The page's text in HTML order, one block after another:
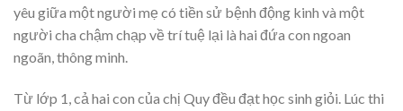
yêu giữa một người mẹ có tiền sử bệnh động kinh và một
người cha chậm chạp về trí tuệ lại là hai đứa con ngoan
ngoãn, thông minh.
Từ lớp 1, cả hai con của chị Quy đều đạt học sinh giỏi. Lúc thi